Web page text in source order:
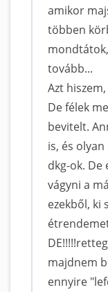
amikor
többen
tovább...
Azt
De félek
bevitelt.
is, és
dkg-ok.
vágyni a
ezekből, ki
majdnem
ennyire